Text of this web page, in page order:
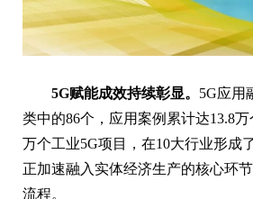
5G赋能成效持续彰显。 5G应用
类中的86个，应用案例累计达13.8
万个工业5G项目，在10大行业形成
正加速融入实体经济生产的核心环
流程。